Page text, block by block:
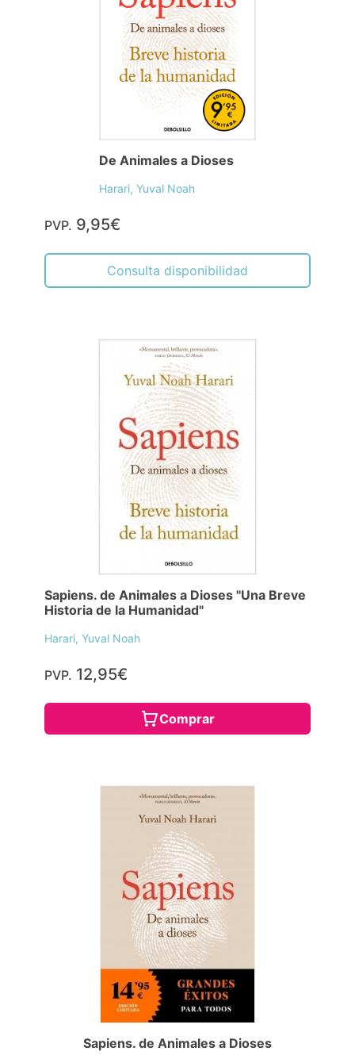
De Animales a Dioses
Harari, Yuval Noah
PVP. 9,95€
Consulta disponibilidad
Sapiens. de Animales a Dioses "Una Breve
Historia de la Humanidad"
Harari, Yuval Noah
PVP. 12,95€
Comprar
Sapiens. de Animales a Dioses